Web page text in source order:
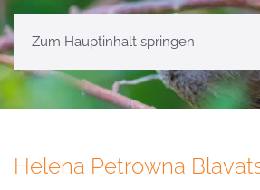
Zum Hauptinhalt springen
Helena Petrowna